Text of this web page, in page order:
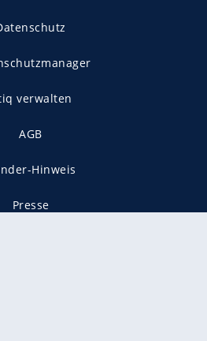
verwalten
AGB
Hinweis
Presse